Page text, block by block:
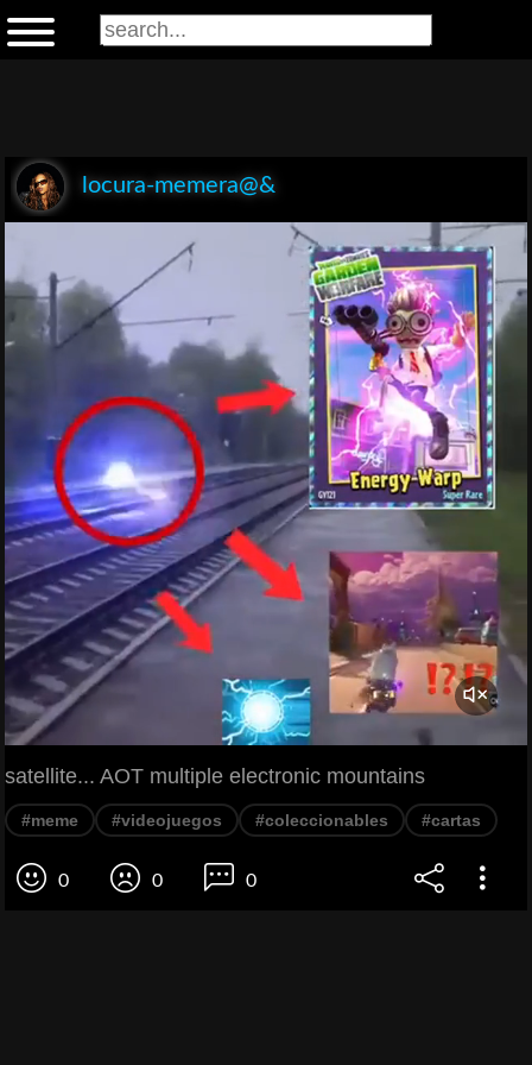
locura-memera@&
satellite... AOT multiple electronic mountains
#meme #videojuegos #coleccionables #cartas
0 0 0